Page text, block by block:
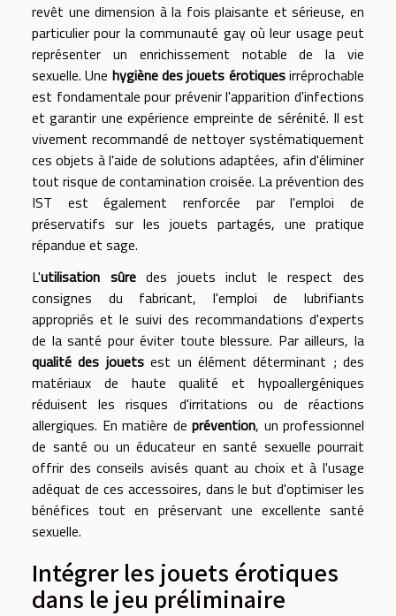
revêt une dimension à la fois plaisante et sérieuse, en
particulier pour la communauté gay où leur usage peut
représenter un enrichissement notable de la vie
sexuelle. Une hygiène des jouets érotiquesirréprochable
est fondamentale pour prévenir l'apparition d'infections
et garantir une expérience empreinte de sérénité. Il est
vivement recommandé de nettoyer systématiquement
ces objets à l'aide de solutions adaptées, afin d'éliminer
tout risque de contamination croisée. La prévention des
IST est également renforcée par l'emploi de
préservatifs sur les jouets partagés, une pratique
répandue et sage.
L'utilisation sûredes jouets inclut le respect des
consignes du fabricant, l'emploi de lubrifiants
appropriés et le suivi des recommandations d'experts
de la santé pour éviter toute blessure. Par ailleurs, la
qualité des jouetsest un élément déterminant ; des
matériaux de haute qualité et hypoallergéniques
réduisent les risques d'irritations ou de réactions
allergiques. En matière de prévention, un professionnel
de santé ou un éducateur en santé sexuelle pourrait
offrir des conseils avisés quant au choix et à l'usage
adéquat de ces accessoires, dans le but d'optimiser les
bénéfices tout en préservant une excellente santé
sexuelle.
Intégrer les jouets érotiques
dans le jeu préliminaire